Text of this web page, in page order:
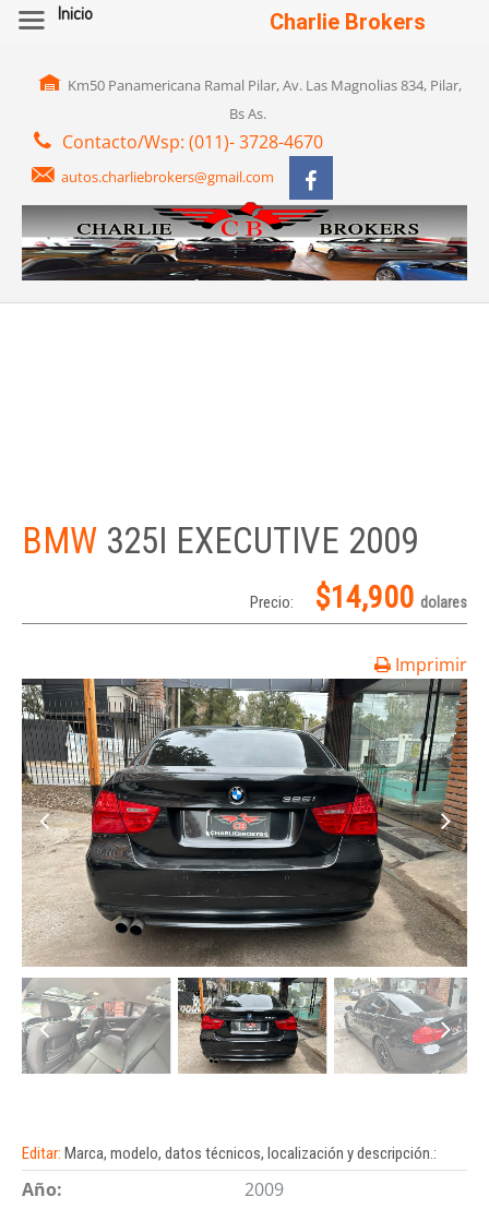
Km50 Panamericana Ramal Pilar, Av. Las Magnolias 834, Pilar,
Bs As.
Contacto/Wsp: (011)- 3728-4670
autos.charliebrokers@gmail.com
BMW 325I EXECUTIVE 2009
Precio: $14,900 dolares
Imprimir
Editar: Marca, modelo, datos técnicos, localización y descripción.:
Año:
2009
Inicio Charlie Brokers